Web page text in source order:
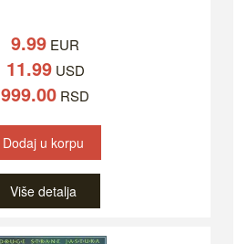
9.99 EUR
11.99USD
999.00 RSD
Dodaj u korpu
Više detalja